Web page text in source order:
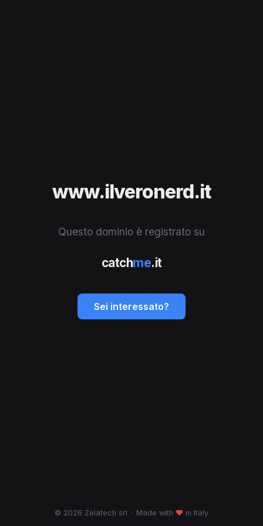
www.ilveronerd.it
Questo dominio è registrato su
catchme.it
Sei interessato?
© 2026 Zelatech srl · Made with ♥ in Italy